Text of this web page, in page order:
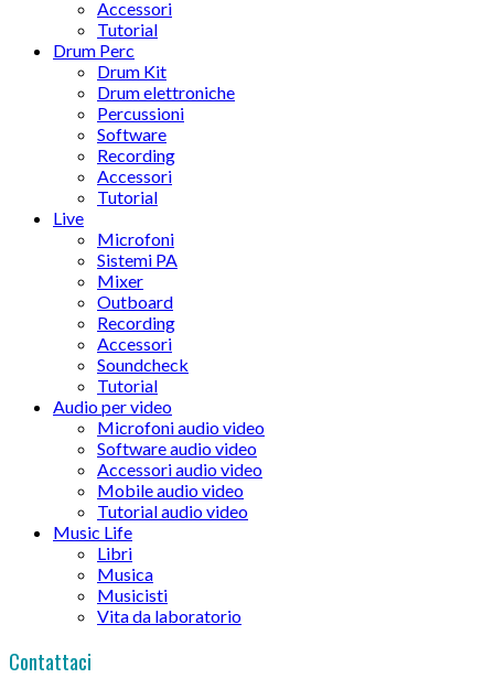
Accessori
Tutorial
Drum Perc
Drum Kit
Drum elettroniche
Percussioni
Software
Recording
Accessori
Tutorial
Live
Microfoni
Sistemi PA
Mixer
Outboard
Recording
Accessori
Soundcheck
Tutorial
Audio per video
Microfoni audio video
Software audio video
Accessori audio video
Mobile audio video
Tutorial audio video
Music Life
Libri
Musica
Musicisti
Vita da laboratorio
Contattaci